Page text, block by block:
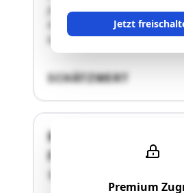
Jetzt
jedoch außerhalb von
davon im Erholungszentrum
befindlich. Die Aufschließung …"
SCHÄTZWERT
Premium
Reihenhaus 1 und 2re,
Fliedergasse 25